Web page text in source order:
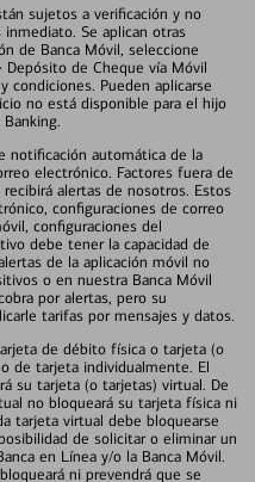
sujetos a verificación y no
Se aplican otras
de Banca Móvil, seleccione
Depósito de Cheque vía Móvil
Pueden aplicarse
no está disponible para el hijo
notificación automática de la
electrónico. Factores fuera de
alertas de nosotros. Estos
configuraciones de correo
configuraciones del
debe tener la capacidad de
de la aplicación móvil no
o en nuestra Banca Móvil
por alertas, pero su
tarifas por mensajes y datos.
de débito física o tarjeta (o
de tarjeta individualmente. El
su tarjeta (o tarjetas) virtual. De
no bloqueará su tarjeta física ni
tarjeta virtual debe bloquearse
de solicitar o eliminar un
en Línea y/o la Banca Móvil.
ni prevendrá que se